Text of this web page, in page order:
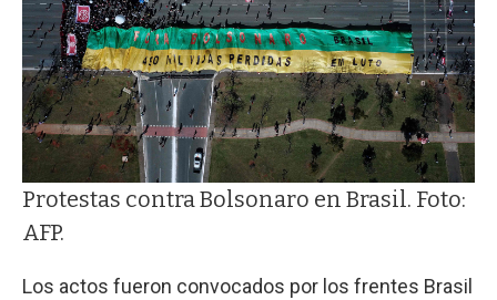
Protestas contra Bolsonaro en Brasil. Foto:
AFP.
Los actos fueron convocados por los frentes Brasil